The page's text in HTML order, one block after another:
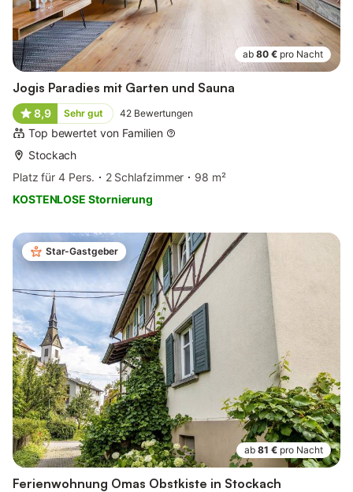
ab 80 € pro Nacht
Jogis Paradies mit Garten und Sauna
8,9 Sehr gut 42 Bewertungen
Top bewertet von Familien
Stockach
Platz für 4 Pers.
2 Schlafzimmer
98 m²
KOSTENLOSE Stornierung
Star-Gastgeber
ab 81 € pro Nacht
Ferienwohnung Omas Obstkiste in Stockach